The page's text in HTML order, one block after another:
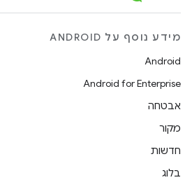
מידע נוסף על ANDROID
Android
Android for Enterprise
אבטחה
מקור
חדשות
בלוג